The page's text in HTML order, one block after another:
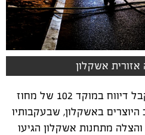
אשקלון
דוברות כבאות והצלה: "התקבל דיווח במוקד 102 של מחוז
באשקלון, שבעקבותיו
והצלה מתחנות אשקלון הגיעו